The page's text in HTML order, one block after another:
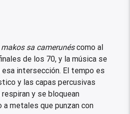
makos sa camerunéscomo al
de los 70, y la música se
intersección. El tempo es
y las capas percusivas
y se bloquean
metales que punzan con